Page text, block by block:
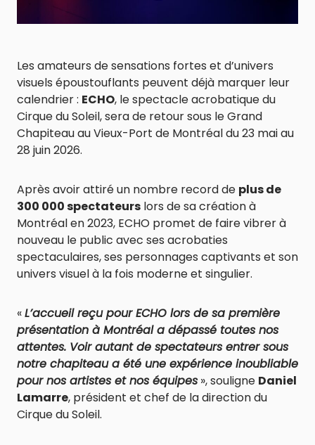
Les amateurs de sensations fortes et d’univers
visuels époustouflants peuvent déjà marquer leur
calendrier : ECHO, le spectacle acrobatique du
Cirque du Soleil, sera de retour sous le Grand
Chapiteau au Vieux-Port de Montréal du 23 mai au
28 juin 2026.
Après avoir attiré un nombre record de plus de
300 000 spectateurs lors de sa création à
Montréal en 2023, ECHO promet de faire vibrer à
nouveau le public avec ses acrobaties
spectaculaires, ses personnages captivants et son
univers visuel à la fois moderne et singulier.
«L’accueil reçu pour ECHO lors de sa première
présentation à Montréal a dépassé toutes nos
attentes. Voir autant de spectateurs entrer sous
notre chapiteau a été une expérience inoubliable
pour nos artistes et nos équipes», souligne Daniel
Lamarre, président et chef de la direction du
Cirque du Soleil.